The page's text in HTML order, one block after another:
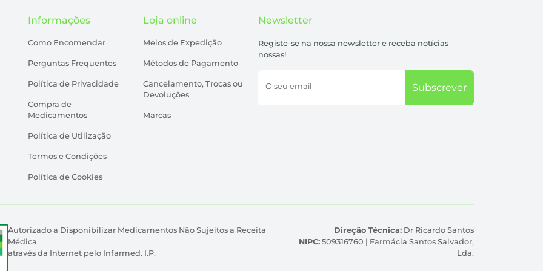
Informações
Como Encomendar
Perguntas Frequentes
Política de Privacidade
Compra de
Medicamentos
Política de Utilização
Termos e Condições
Política de Cookies
Loja online
Meios de Expedição
Métodos de Pagamento
Cancelamento, Trocas ou
Devoluções
Marcas
Newsletter
Registe-se na nossa newsletter e receba notícias
nossas!
O seu email Subscrever
Autorizado a Disponibilizar Medicamentos Não Sujeitos a Receita
Médica
através da Internet pelo Infarmed. I.P.
Direção Técnica: Dr Ricardo Santos
NIPC: 509316760 | Farmácia Santos Salvador,
Lda.